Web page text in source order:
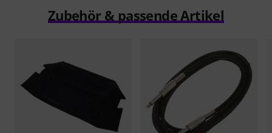
Zubehör & passende Artikel